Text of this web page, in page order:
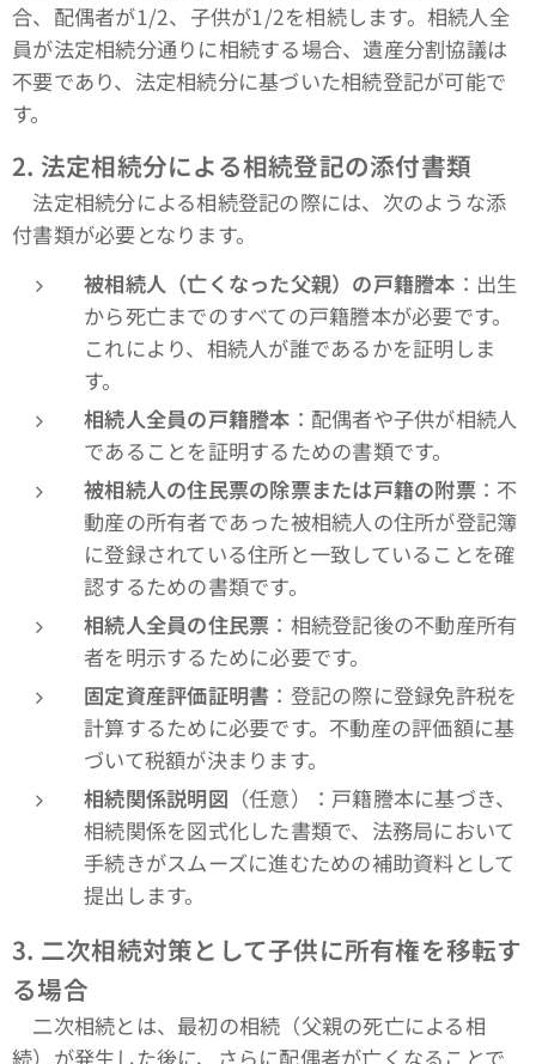
合、配偶者が1/2、子供が1/2を相続します。相続人全
員が法定相続分通りに相続する場合、遺産分割協議は
不要であり、法定相続分に基づいた相続登記が可能で
す。
2. 法定相続分による相続登記の添付書類
法定相続分による相続登記の際には、次のような添
付書類が必要となります。
被相続人（亡くなった父親）の戸籍謄本 ：出生
から死亡までのすべての戸籍謄本が必要です。
これにより、相続人が誰であるかを証明しま
す。
相続人全員の戸籍謄本 ：配偶者や子供が相続人
であることを証明するための書類です。
被相続人の住民票の除票または戸籍の附票：不
動産の所有者であった被相続人の住所が登記簿
に登録されている住所と一致していることを確
認するための書類です。
相続人全員の住民票 ：相続登記後の不動産所有
者を明示するために必要です。
固定資産評価証明書 ：登記の際に登録免許税を
計算するために必要です。不動産の評価額に基
づいて税額が決まります。
相続関係説明図 （任意）：戸籍謄本に基づき、
相続関係を図式化した書類で、法務局において
手続きがスムーズに進むための補助資料として
提出します。
3. 二次相続対策として子供に所有権を移転す
る場合
二次相続とは、最初の相続（父親の死亡による相
続）が発生した後に、さらに配偶者が亡くなることで